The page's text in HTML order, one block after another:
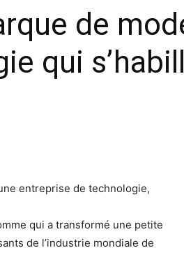
de
qui
entreprise de technologie,
qui a transformé une petite
de l’industrie mondiale de